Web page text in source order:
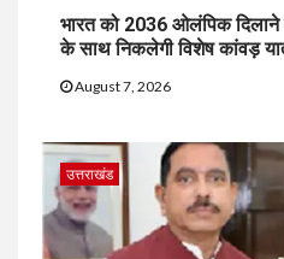
भारत को 2036 ओलंपिक दिलाने
के साथ निकलेगी विशेष कांवड़
August 7, 2026
उत्तराखंड